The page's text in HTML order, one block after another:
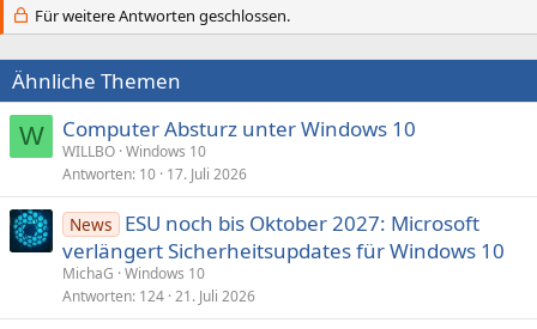
Für weitere Antworten geschlossen.
Ähnliche Themen
W Computer Absturz unter Windows 10
WILLBO Windows 10
Antworten 10 17. Juli 2026
News
ESU noch bis Oktober 2027: Microsoft
verlängert Sicherheitsupdates für Windows 10
MichaG Windows 10
Antworten 124 21. Juli 2026